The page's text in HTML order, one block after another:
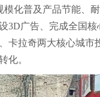
模化普及产品节能、
3D广告、完成全国
卡拉奇两大核心城市
化。